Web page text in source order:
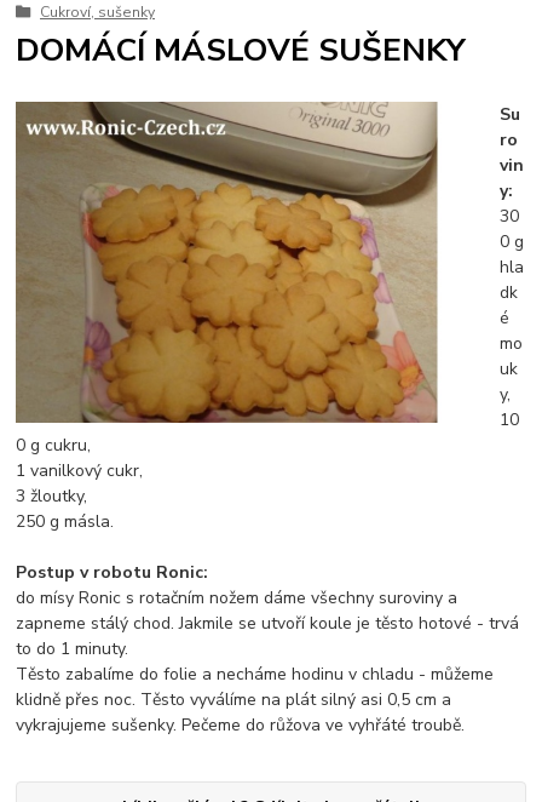
Cukroví, sušenky
DOMÁCÍ MÁSLOVÉ SUŠENKY
Su
ro
vin
y:
30
0 g
hla
dk
é
mo
uk
y,
10
0 g cukru,
1 vanilkový cukr,
3 žloutky,
250 g másla.
Postup v robotu Ronic:
do mísy Ronic s rotačním nožem dáme všechny suroviny a
zapneme stálý chod. Jakmile se utvoří koule je těsto hotové - trvá
to do 1 minuty.
Těsto zabalíme do folie a necháme hodinu v chladu - můžeme
klidně přes noc. Těsto vyválíme na plát silný asi 0,5 cm a
vykrajujeme sušenky. Pečeme do růžova ve vyhřáté troubě.